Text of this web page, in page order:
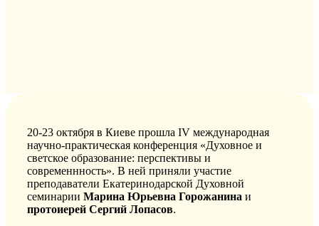
20-23 октября в Киеве прошла IV международная
научно-практическая конференция «Духовное и
светское образование: перспективы и
современнность». В ней приняли участие
преподаватели Екатеринодарской Духовной
семинарии Марина Юрьевна Горожанина и
протоиерей Сергий Лопасов.